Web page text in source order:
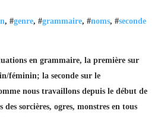
, #genre, #grammaire, #noms, #seconde
en grammaire, la première sur
féminin; la seconde sur le
nous travaillons depuis le début de
sorcières, ogres, monstres en tous